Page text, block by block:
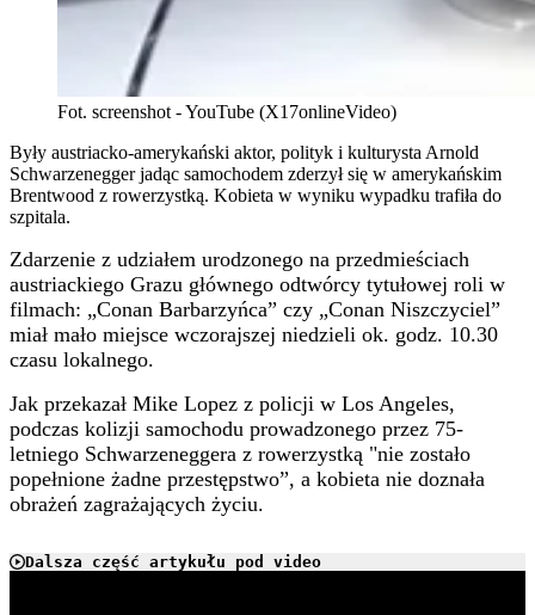
Fot. screenshot - YouTube (X17onlineVideo)
Były austriacko-amerykański aktor, polityk i kulturysta Arnold
Schwarzenegger jadąc samochodem zderzył się w amerykańskim
Brentwood z rowerzystką. Kobieta w wyniku wypadku trafiła do
szpitala.
Zdarzenie z udziałem urodzonego na przedmieściach
austriackiego Grazu głównego odtwórcy tytułowej roli w
filmach: „Conan Barbarzyńca” czy „Conan Niszczyciel”
miał mało miejsce wczorajszej niedzieli ok. godz. 10.30
czasu lokalnego.
Jak przekazał Mike Lopez z policji w Los Angeles,
podczas kolizji samochodu prowadzonego przez 75-
letniego Schwarzeneggera z rowerzystką "nie zostało
popełnione żadne przestępstwo”, a kobieta nie doznała
obrażeń zagrażających życiu.
Dalsza część artykułu pod video